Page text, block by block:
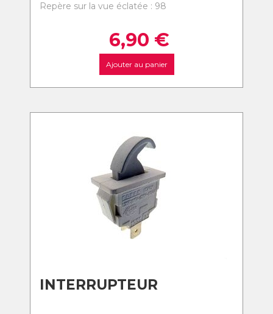
Repère sur la vue éclatée : 98
6,90 €
Ajouter au panier
INTERRUPTEUR